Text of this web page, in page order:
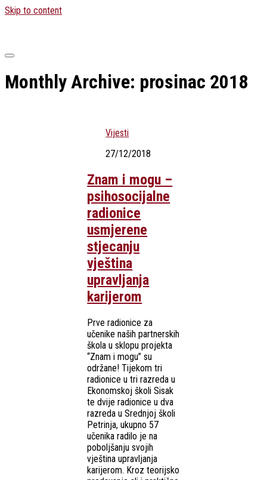
Skip to content
Monthly Archive: prosinac 2018
Vijesti
27/12/2018
Znam i mogu –
psihosocijalne
radionice
usmjerene
stjecanju
vještina
upravljanja
karijerom
Prve radionice za
učenike naših partnerskih
škola u sklopu projekta
“Znam i mogu” su
održane! Tijekom tri
radionice u tri razreda u
Ekonomskoj školi Sisak
te dvije radionice u dva
razreda u Srednjoj školi
Petrinja, ukupno 57
učenika radilo je na
poboljšanju svojih
vještina upravljanja
karijerom. Kroz teorijsko